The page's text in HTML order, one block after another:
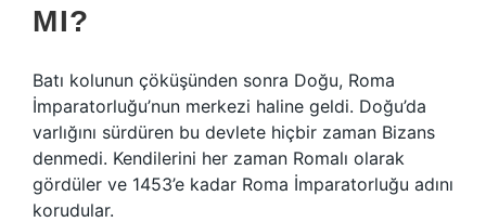
MI?
Batı kolunun çöküşünden sonra Doğu, Roma
İmparatorluğu’nun merkezi haline geldi. Doğu’da
varlığını sürdüren bu devlete hiçbir zaman Bizans
denmedi. Kendilerini her zaman Romalı olarak
gördüler ve 1453’e kadar Roma İmparatorluğu adını
korudular.